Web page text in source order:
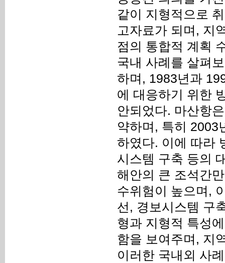
같이 지형적으로
고자료가 되며, 지
점의 통합적 계획
국내 사례를 살펴
하며, 1983년과
에 대응하기 위한
안되었다. 마산항
약하며, 특히 2003
하였다. 이에 따라
시스템 구축 등의
해안의 큰 조석간
수위험이 높으며,
선, 경보시스템 구
형과 지형적 특성
함을 보여주며, 지
이러한 국내외 사